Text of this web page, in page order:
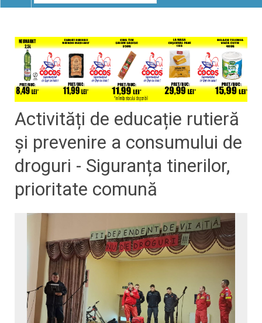
NAVIGATION
Activități de educație rutieră
și prevenire a consumului de
droguri - Siguranța tinerilor,
prioritate comună